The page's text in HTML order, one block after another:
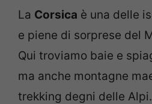
La Corsica è una delle
e piene di sorprese del
Qui troviamo baie e
ma anche montagne
trekking degni delle